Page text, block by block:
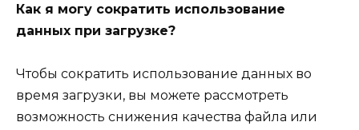
Как я могу сократить использование
данных при загрузке?
Чтобы сократить использование данных во
время загрузки, вы можете рассмотреть
возможность снижения качества файла или